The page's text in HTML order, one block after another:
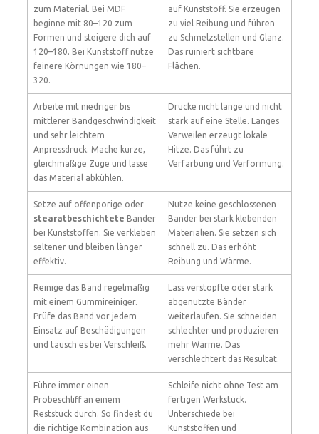
zum Material. Bei MDF
beginne mit 80–120 zum
Formen und steigere dich auf
120–180. Bei Kunststoff nutze
feinere Körnungen wie 180–
320.
auf Kunststoff. Sie erzeugen
zu viel Reibung und führen
zu Schmelzstellen und Glanz.
Das ruiniert sichtbare
Flächen.
Arbeite mit niedriger bis
mittlerer Bandgeschwindigkeit
und sehr leichtem
Anpressdruck. Mache kurze,
gleichmäßige Züge und lasse
das Material abkühlen.
Drücke nicht lange und nicht
stark auf eine Stelle. Langes
Verweilen erzeugt lokale
Hitze. Das führt zu
Verfärbung und Verformung.
Setze auf offenporige oder
stearatbeschichtete Bänder
bei Kunststoffen. Sie verkleben
seltener und bleiben länger
effektiv.
Nutze keine geschlossenen
Bänder bei stark klebenden
Materialien. Sie setzen sich
schnell zu. Das erhöht
Reibung und Wärme.
Reinige das Band regelmäßig
mit einem Gummireiniger.
Prüfe das Band vor jedem
Einsatz auf Beschädigungen
und tausch es bei Verschleiß.
Lass verstopfte oder stark
abgenutzte Bänder
weiterlaufen. Sie schneiden
schlechter und produzieren
mehr Wärme. Das
verschlechtert das Resultat.
Führe immer einen
Probeschliff an einem
Reststück durch. So findest du
die richtige Kombination aus
Schleife nicht ohne Test am
fertigen Werkstück.
Unterschiede bei
Kunststoffen und